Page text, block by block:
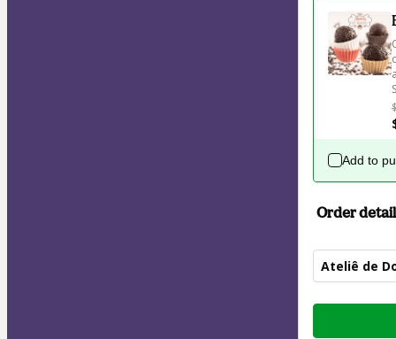
Add to
Order
Ateliê de
Total